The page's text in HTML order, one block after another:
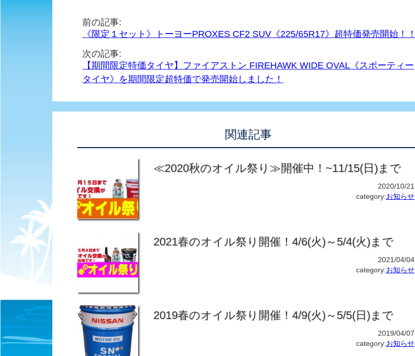
前の記事:
《限定１セット》トーヨーPROXES CF2 SUV《225/65R17》超特価発売開始！！
次の記事:
【期間限定特価タイヤ】ファイアストン FIREHAWK WIDE OVAL《スポーティー
タイヤ》を期間限定超特価で発売開始しました！
関連記事
≪2020秋のオイル祭り≫開催中！~11/15(日)まで
2020/10/21
category:お知らせ
2021春のオイル祭り開催！4/6(火)～5/4(火)まで
2021/04/04
category:お知らせ
2019春のオイル祭り開催！4/9(火)～5/5(日)まで
2019/04/07
category:お知らせ